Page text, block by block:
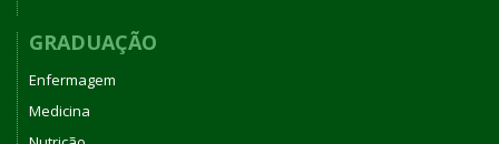
GRADUAÇÃO
Enfermagem
Medicina